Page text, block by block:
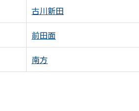
古川新田
前田面
南方